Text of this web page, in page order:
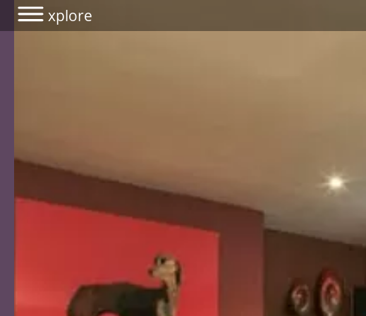
xplore